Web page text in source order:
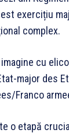
exercițiu
complex.
o etapă